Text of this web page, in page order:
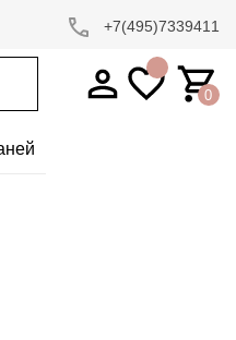
+7(495)7339411
0